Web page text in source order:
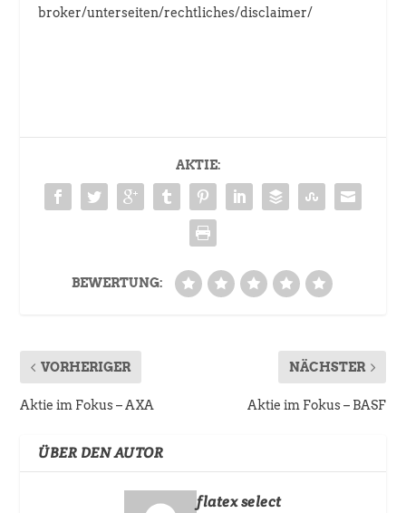
broker/unterseiten/rechtliches/disclaimer/
AKTIE:
BEWERTUNG:
VORHERIGER
Aktie im Fokus – AXA
NÄCHSTER
Aktie im Fokus – BASF
ÜBER DEN AUTOR
flatex select